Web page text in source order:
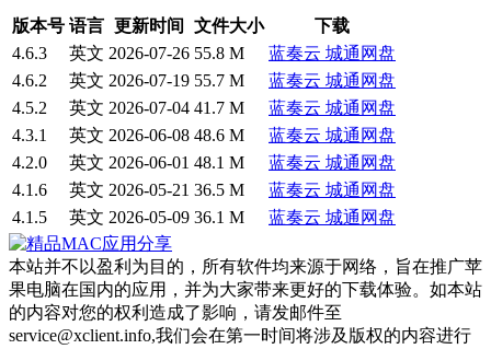
版本号 语言 更新时间 文件大小
下载
4.6.3
英文 2026-07-26 55.8 M 蓝奏云 城通网盘
4.6.2
英文 2026-07-19 55.7 M 蓝奏云 城通网盘
4.5.2
英文 2026-07-04 41.7 M 蓝奏云 城通网盘
4.3.1
英文 2026-06-08 48.6 M 蓝奏云 城通网盘
4.2.0
英文 2026-06-01 48.1 M 蓝奏云 城通网盘
4.1.6
英文 2026-05-21 36.5 M 蓝奏云 城通网盘
4.1.5
英文 2026-05-09 36.1 M 蓝奏云 城通网盘
本站并不以盈利为目的，所有软件均来源于网络，旨在推广苹
果电脑在国内的应用，并为大家带来更好的下载体验。如本站
的内容对您的权利造成了影响，请发邮件至
service@xclient.info,我们会在第一时间将涉及版权的内容进行